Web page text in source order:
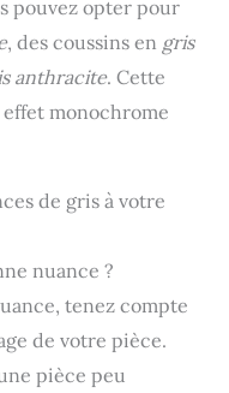
chaleureux pour les
réconfortante. Idéal
les vacances ou tout
votre amour et
votre ajustement
il est conseillé de
sommeil, la sieste ou
une housse de
l'entretien. Sivio
une garantie de
de 30 jours et une
pouvez opter pour
, des coussins en gris
anthracite. Cette
monochrome
de gris à votre
nuance ?
tenez compte
de votre pièce.
pièce peu